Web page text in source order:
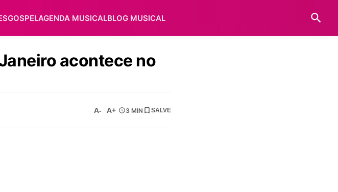
GOSPELAGENDA MUSICALBLOG MUSICAL
acontece no
A- A+ 3 MIN SALVE